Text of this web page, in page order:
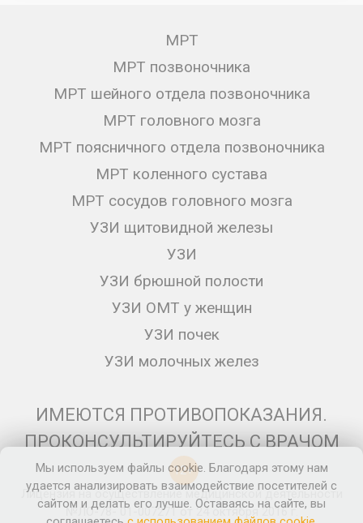
МРТ
МРТ позвоночника
МРТ шейного отдела позвоночника
МРТ головного мозга
МРТ поясничного отдела позвоночника
МРТ коленного сустава
МРТ сосудов головного мозга
УЗИ щитовидной железы
УЗИ
УЗИ брюшной полости
УЗИ ОМТ у женщин
УЗИ почек
УЗИ молочных желез
ИМЕЮТСЯ ПРОТИВОПОКАЗАНИЯ.
ПРОКОНСУЛЬТИРУЙТЕСЬ С ВРАЧОМ
12+
Лицензия на осуществление медицинской деятельности
№ЛО-78- 01-007271 от 24 октября 2016 г.
Мы используем файлы cookie. Благодаря этому нам
удается анализировать взаимодействие посетителей с
сайтом и делать его лучше. Оставаясь на сайте, вы